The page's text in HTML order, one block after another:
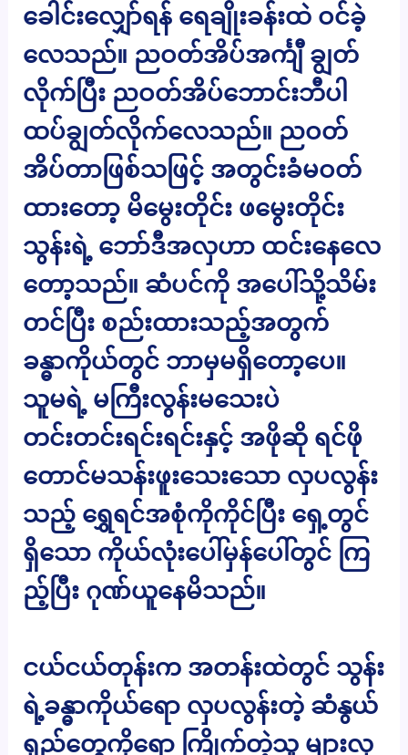
ခေါင်းလျှော်ရန် ရေချိုးခန်းထဲ ဝင်ခဲ့
လေသည်။ ညဝတ်အိပ်အင်္ကျီ ချွတ်
လိုက်ပြီး ညဝတ်အိပ်ဘောင်းဘီပါ
ထပ်ချွတ်လိုက်လေသည်။ ညဝတ်
အိပ်တာဖြစ်သဖြင့် အတွင်းခံမဝတ်
ထားတော့ မိမွေးတိုင်း ဖမွေးတိုင်း
သွန်းရဲ့ ဘော်ဒီအလှဟာ ထင်းနေလေ
တော့သည်။ ဆံပင်ကို အပေါ်သို့သိမ်း
တင်ပြီး စည်းထားသည့်အတွက်
ခန္ဓာကိုယ်တွင် ဘာမှမရှိတော့ပေ။
သူမရဲ့ မကြီးလွန်းမသေးပဲ
တင်းတင်းရင်းရင်းနှင့် အဖိုဆို ရင်ဖို
တောင်မသန်းဖူးသေးသော လှပလွန်း
သည့် ရွှေရင်အစုံကိုကိုင်ပြီး ရှေ့တွင်
ရှိသော ကိုယ်လုံးပေါ်မှန်ပေါ်တွင် ကြ
ည့်ပြီး ဂုဏ်ယူနေမိသည်။
ငယ်ငယ်တုန်းက အတန်းထဲတွင် သွန်း
ရဲ့ခန္ဓာကိုယ်ရော လှပလွန်းတဲ့ ဆံနွယ်
ရှည်တွေကိုရော ကြိုက်တဲ့သူ များလှ